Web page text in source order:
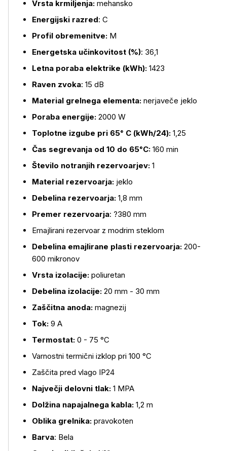
Vrsta krmiljenja: mehansko
Energijski razred: C
Profil obremenitve: M
Energetska učinkovitost (%): 36,1
Letna poraba elektrike (kWh): 1423
Raven zvoka: 15 dB
Material grelnega elementa: nerjaveče jeklo
Poraba energije: 2000 W
Toplotne izgube pri 65° C (kWh/24): 1,25
Čas segrevanja od 10 do 65°C: 160 min
Število notranjih rezervoarjev: 1
Material rezervoarja: jeklo
Debelina rezervoarja: 1,8 mm
Premer rezervoarja: ?380 mm
Emajlirani rezervoar z modrim steklom
Debelina emajlirane plasti rezervoarja: 200-
600 mikronov
Vrsta izolacije: poliuretan
Debelina izolacije: 20 mm - 30 mm
Zaščitna anoda: magnezij
Tok: 9 A
Termostat: 0 - 75 °C
Varnostni termični izklop pri 100 °C
Zaščita pred vlago IP24
Največji delovni tlak: 1 MPA
Dolžina napajalnega kabla: 1,2 m
Oblika grelnika: pravokoten
Barva: Bela